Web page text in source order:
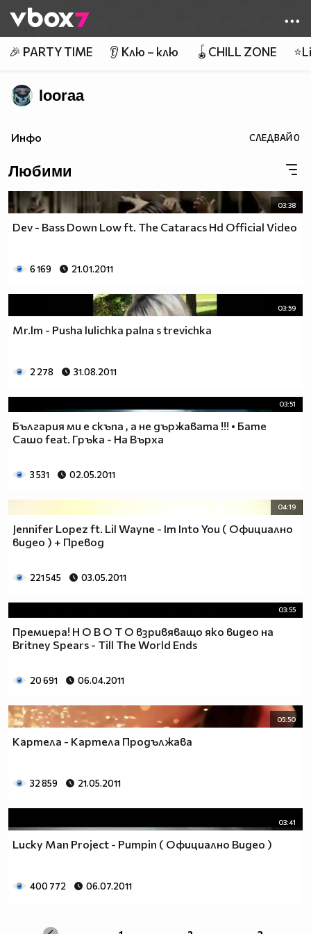
👾
🎉 PARTY TIME 👂 Клю – клю 🪀CHILL ZONE
looraa
Инфо СЛЕДВАЙ0
Любими
03:38
Dev - Bass Down Low ft. The Cataracs Hd Official Video
6 169 21.01.2011
03:59
Mr.lm - Pusha lulichka palna s trevichka
2 278 31.08.2011
03:51
България ми е скъпа , а не държавата !!! • Бате
Сашо feat. Гръка - На Върха
3 531 02.05.2011
04:19
Jennifer Lopez ft. Lil Wayne - Im Into You ( Официално
видео ) + Превод
221 545 03.05.2011
03:55
Премиера! Н О В О Т О взривяващо яко видео на
Britney Spears - Till The World Ends
20 691 06.04.2011
05:50
Картела - Картела Продължава
32 859 21.05.2011
03:41
Lucky Man Project - Pumpin ( Официално Видео )
400 772 06.07.2011